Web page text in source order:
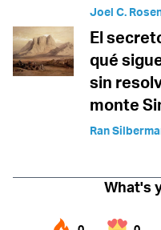
Joel C.
El
qué
sin
monte
Ran